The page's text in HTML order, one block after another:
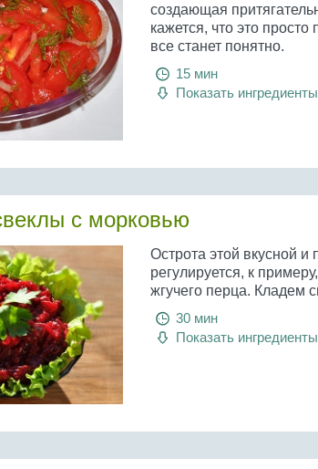
создающая
кажется, что это
все станет понятно.
15 мин
Показать ингредиенты
с морковью
Острота этой вкусной и
регулируется, к
жгучего перца. Кладем
30 мин
Показать ингредиенты